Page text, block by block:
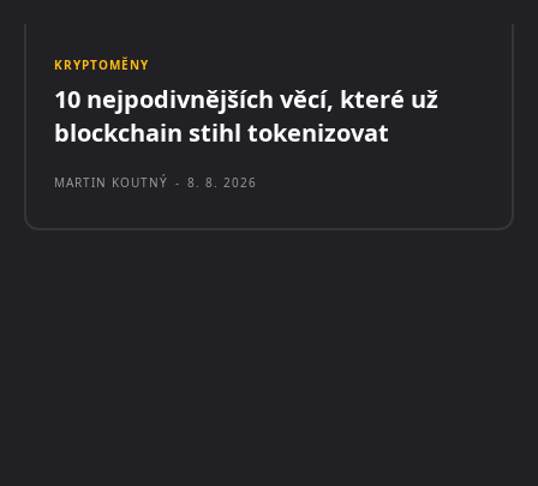
KRYPTOMĚNY
10 nejpodivnějších věcí, které už
blockchain stihl tokenizovat
MARTIN KOUTNÝ - 8. 8. 2026